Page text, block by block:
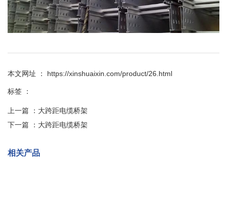
本文网址 ： https://xinshuaixin.com/product/26.html
标签 ：
上一篇 ： 大跨距电缆桥架
下一篇 ： 大跨距电缆桥架
相关产品